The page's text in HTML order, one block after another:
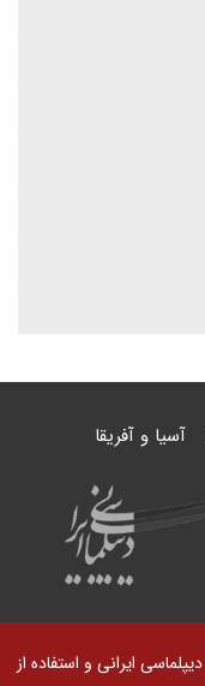
آسیا و آفریقا
ایرانی و استفاده از